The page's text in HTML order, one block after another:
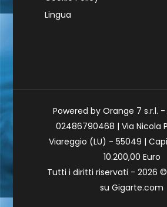
Lingua
Powered by Orange 7 s.r.l. -
02486790468 | Via Nicola
Viareggio (LU) - 55049 |
10.200,00 Euro
Tutti i diritti riservati - 2026
su Gigarte.com